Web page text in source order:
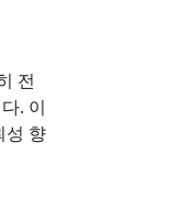
More
전
. 이
성 향